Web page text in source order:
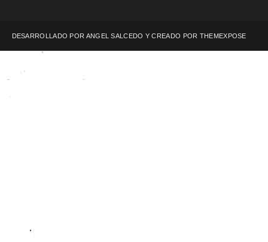
DESARROLLADO POR ANGEL SALCEDO Y CREADO POR THEMEXPOSE